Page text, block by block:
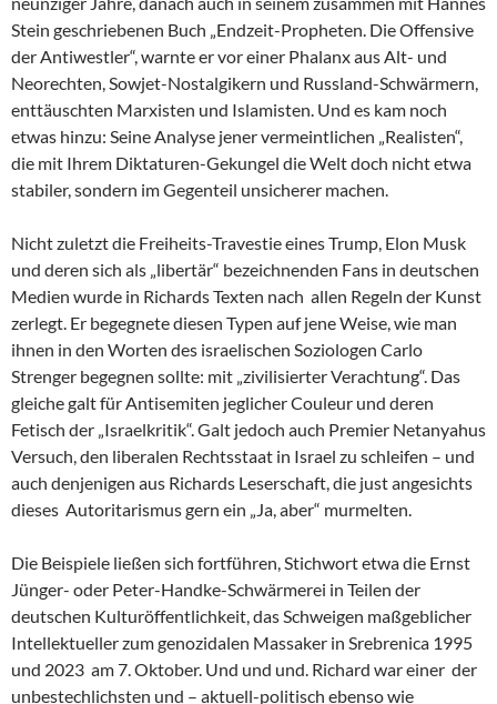
Stein geschriebenen Buch „Endzeit-Propheten. Die Offensive
der Antiwestler“, warnte er vor einer Phalanx aus Alt- und
Neorechten, Sowjet-Nostalgikern und Russland-Schwärmern,
enttäuschten Marxisten und Islamisten. Und es kam noch
etwas hinzu: Seine Analyse jener vermeintlichen „Realisten“,
die mit Ihrem Diktaturen-Gekungel die Welt doch nicht etwa
stabiler, sondern im Gegenteil unsicherer machen.
Nicht zuletzt die Freiheits-Travestie eines Trump, Elon Musk
und deren sich als „libertär“ bezeichnenden Fans in deutschen
Medien wurde in Richards Texten nach allen Regeln der Kunst
zerlegt. Er begegnete diesen Typen auf jene Weise, wie man
ihnen in den Worten des israelischen Soziologen Carlo
Strenger begegnen sollte: mit „zivilisierter Verachtung“. Das
gleiche galt für Antisemiten jeglicher Couleur und deren
Fetisch der „Israelkritik“. Galt jedoch auch Premier Netanyahus
Versuch, den liberalen Rechtsstaat in Israel zu schleifen – und
auch denjenigen aus Richards Leserschaft, die just angesichts
dieses Autoritarismus gern ein „Ja, aber“ murmelten.
Die Beispiele ließen sich fortführen, Stichwort etwa die Ernst
Jünger- oder Peter-Handke-Schwärmerei in Teilen der
deutschen Kulturöffentlichkeit, das Schweigen maßgeblicher
Intellektueller zum genozidalen Massaker in Srebrenica 1995
und 2023 am 7. Oktober. Und und und. Richard war einer der
unbestechlichsten und – aktuell-politisch ebenso wie